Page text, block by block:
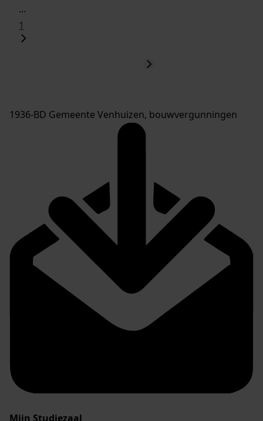
...
1
1936-BD Gemeente Venhuizen, bouwvergunningen
Mijn Studiezaal